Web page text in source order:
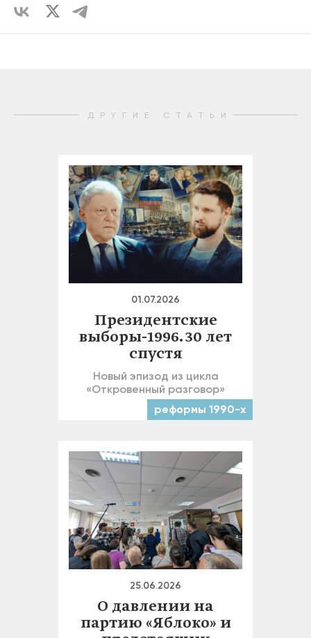
ДРУГИЕ СТАТЬИ
01.07.2026
Президентские
выборы-1996. 30 лет
спустя
Новый эпизод из цикла
«Откровенный разговор»
реформы 1990-х
25.06.2026
О давлении на
партию «Яблоко» и